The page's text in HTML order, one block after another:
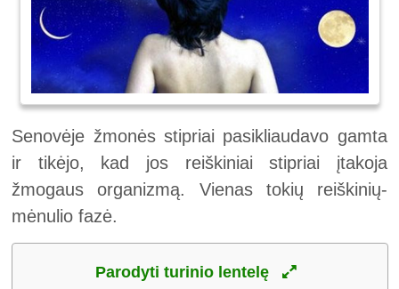
Senovėje žmonės stipriai pasikliaudavo gamta
ir tikėjo, kad jos reiškiniai stipriai įtakoja
žmogaus organizmą. Vienas tokių reiškinių-
mėnulio fazė.
Parodyti turinio lentelę